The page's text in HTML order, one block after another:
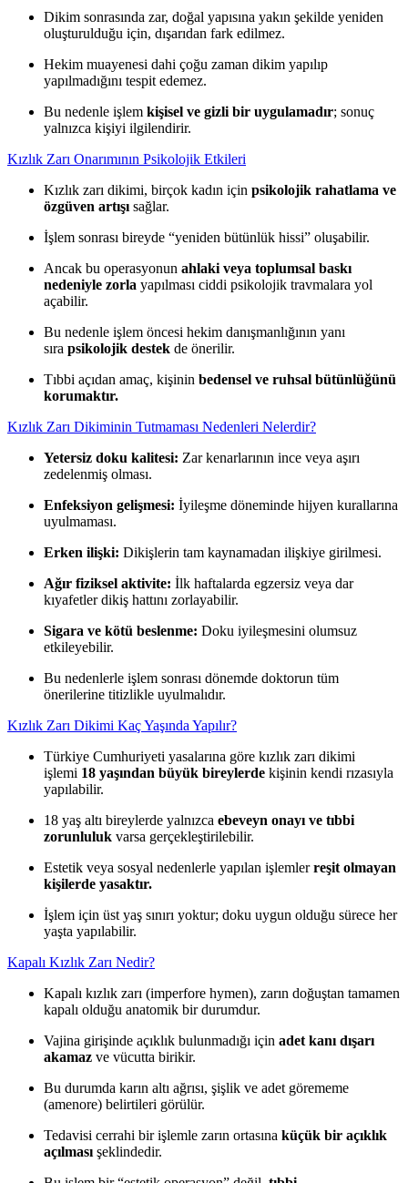
Dikim sonrasında zar, doğal yapısına yakın şekilde yeniden
oluşturulduğu için, dışarıdan fark edilmez.
Hekim muayenesi dahi çoğu zaman dikim yapılıp
yapılmadığını tespit edemez.
Bu nedenle işlem kişisel ve gizli bir uygulamadır; sonuç
yalnızca kişiyi ilgilendirir.
Kızlık Zarı Onarımının Psikolojik Etkileri
Kızlık zarı dikimi, birçok kadın için psikolojik rahatlama ve
özgüven artışı sağlar.
İşlem sonrası bireyde “yeniden bütünlük hissi” oluşabilir.
Ancak bu operasyonun ahlaki veya toplumsal baskı
nedeniyle zorla yapılması ciddi psikolojik travmalara yol
açabilir.
Bu nedenle işlem öncesi hekim danışmanlığının yanı
sıra psikolojik destek de önerilir.
Tıbbi açıdan amaç, kişinin bedensel ve ruhsal bütünlüğünü
korumaktır.
Kızlık Zarı Dikiminin Tutmaması Nedenleri Nelerdir?
Yetersiz doku kalitesi: Zar kenarlarının ince veya aşırı
zedelenmiş olması.
Enfeksiyon gelişmesi: İyileşme döneminde hijyen kurallarına
uyulmaması.
Erken ilişki: Dikişlerin tam kaynamadan ilişkiye girilmesi.
Ağır fiziksel aktivite: İlk haftalarda egzersiz veya dar
kıyafetler dikiş hattını zorlayabilir.
Sigara ve kötü beslenme: Doku iyileşmesini olumsuz
etkileyebilir.
Bu nedenlerle işlem sonrası dönemde doktorun tüm
önerilerine titizlikle uyulmalıdır.
Kızlık Zarı Dikimi Kaç Yaşında Yapılır?
Türkiye Cumhuriyeti yasalarına göre kızlık zarı dikimi
işlemi 18 yaşından büyük bireylerde kişinin kendi rızasıyla
yapılabilir.
18 yaş altı bireylerde yalnızca ebeveyn onayı ve tıbbi
zorunluluk varsa gerçekleştirilebilir.
Estetik veya sosyal nedenlerle yapılan işlemlerreşit olmayan
kişilerde yasaktır.
İşlem için üst yaş sınırı yoktur; doku uygun olduğu sürece her
yaşta yapılabilir.
Kapalı Kızlık Zarı Nedir?
Kapalı kızlık zarı (imperfore hymen), zarın doğuştan tamamen
kapalı olduğu anatomik bir durumdur.
Vajina girişinde açıklık bulunmadığı için adet kanı dışarı
akamaz ve vücutta birikir.
Bu durumda karın altı ağrısı, şişlik ve adet görememe
(amenore) belirtileri görülür.
Tedavisi cerrahi bir işlemle zarın ortasına küçük bir açıklık
açılması şeklindedir.